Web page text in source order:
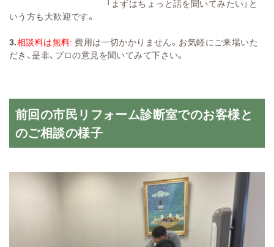
「まずはちょっと話を聞いてみたい」と
いう方も大歓迎です。
3.相談料は無料: 費用は一切かかりません。お気軽にご来場いた
だき、是非、プロの意見を聞いてみて下さい。
前回の市民リフォーム診断室でのお客様と
のご相談の様子